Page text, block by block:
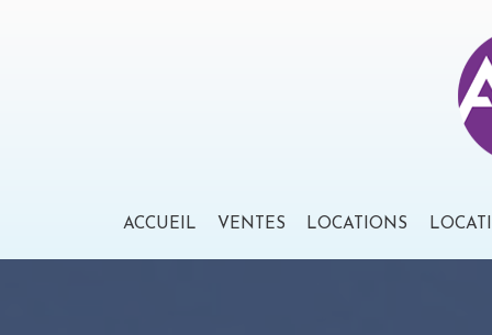
ACCUEIL VENTES LOCATIONS